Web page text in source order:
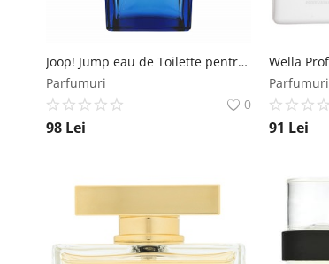
Joop! Jump eau de Toilette pentru barbati 100 ml Joop!
Parfumuri
0
98 Lei
Parfumuri
91 Lei